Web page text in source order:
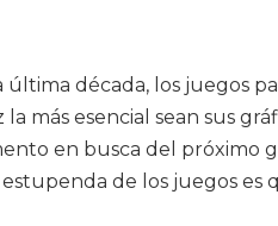
década, los juegos
más esencial sean sus
en busca del próximo
de los juegos